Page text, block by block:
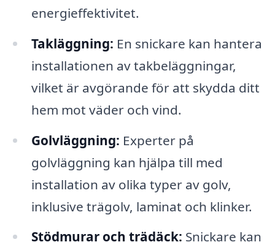
energieffektivitet.
Takläggning: En snickare kan hantera
installationen av takbeläggningar,
vilket är avgörande för att skydda ditt
hem mot väder och vind.
Golvläggning: Experter på
golvläggning kan hjälpa till med
installation av olika typer av golv,
inklusive trägolv, laminat och klinker.
Stödmurar och trädäck: Snickare kan